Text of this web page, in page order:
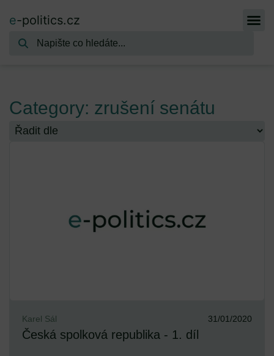
e-politics.cz
Category: zrušení senátu
Karel Sál 31/01/2020
Česká spolková republika - 1. díl